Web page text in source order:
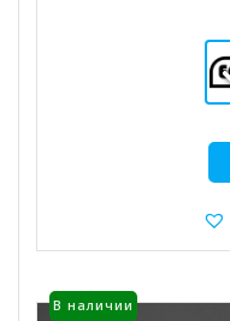
В наличии